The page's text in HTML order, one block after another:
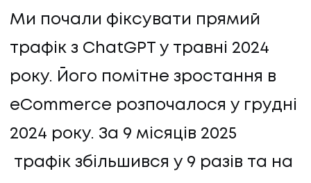
Ми почали фіксувати прямий
трафік з ChatGPT у травні 2024
року. Його помітне зростання в
eCommerce розпочалося у грудні
2024 року. За 9 місяців 2025
трафік збільшився у 9 разів та на
ПОСЛУГИ